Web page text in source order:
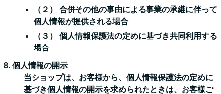
（２） 合併その他の事由による事業の承継に伴って
個人情報が提供される場合
（３） 個人情報保護法の定めに基づき共同利用する
場合
8. 個人情報の開示
当ショップは、お客様から、個人情報保護法の定めに
基づき個人情報の開示を求められたときは、お客様ご